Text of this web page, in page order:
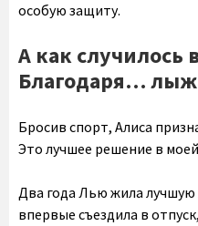
особую защиту.
А как случилось
Благодаря…
Бросив спорт, Алиса
Это лучшее решение в
Два года Лью жила лучшую
впервые съездила в